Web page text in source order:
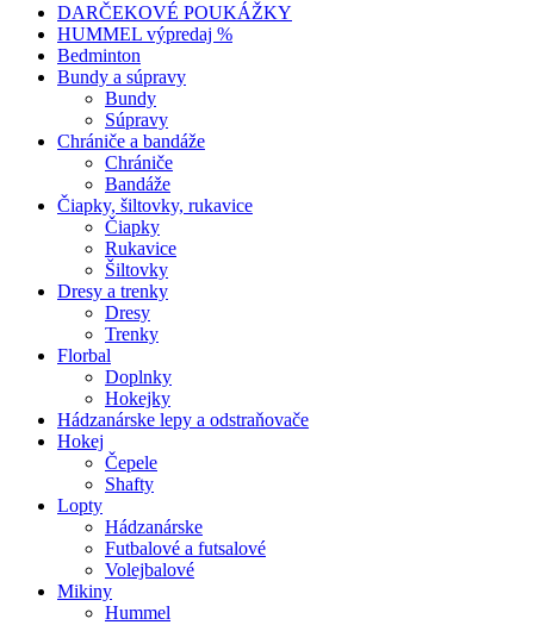
DARČEKOVÉ POUKÁŽKY
HUMMEL výpredaj %
Bedminton
Bundy a súpravy
Bundy
Súpravy
Chrániče a bandáže
Chrániče
Bandáže
Čiapky, šiltovky, rukavice
Čiapky
Rukavice
Šiltovky
Dresy a trenky
Dresy
Trenky
Florbal
Doplnky
Hokejky
Hádzanárske lepy a odstraňovače
Hokej
Čepele
Shafty
Lopty
Hádzanárske
Futbalové a futsalové
Volejbalové
Mikiny
Hummel